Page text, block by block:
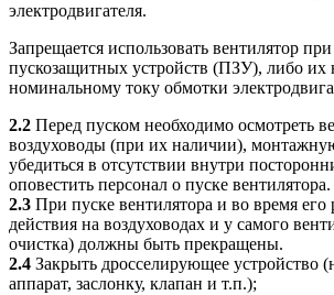
электродвигателя.
Запрещается использовать вентилятор
пускозащитных устройств (ПЗУ), либо их
номинальному току обмотки
2.2 Перед пуском необходимо осмотреть
воздуховоды (при их наличии),
убедиться в отсутствии внутри
оповестить персонал о пуске вентилятора.
2.3 При пуске вентилятора и во время его
действия на воздуховодах и у самого
очистка) должны быть прекращены.
2.4 Закрыть дросселирующее устройство
аппарат, заслонку, клапан и т.п.);